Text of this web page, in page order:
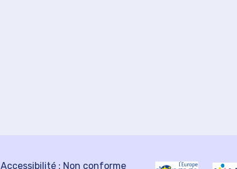
Accessibilité : Non conforme